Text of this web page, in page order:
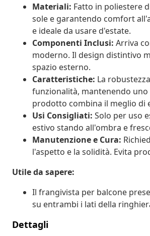
Materiali: Fatto in poliestere
sole e garantendo comfort
e ideale da usare d'estate.
Componenti Inclusi: Arriva
moderno. Il design distintivo
spazio esterno.
Caratteristiche: La
funzionalità, mantenendo
prodotto combina il meglio di
Usi Consigliati: Solo per uso
estivo stando all'ombra e
Manutenzione e Cura:
l'aspetto e la solidità. Evita
Utile da sapere:
Il frangivista per balcone
su entrambi i lati della
Dettagli